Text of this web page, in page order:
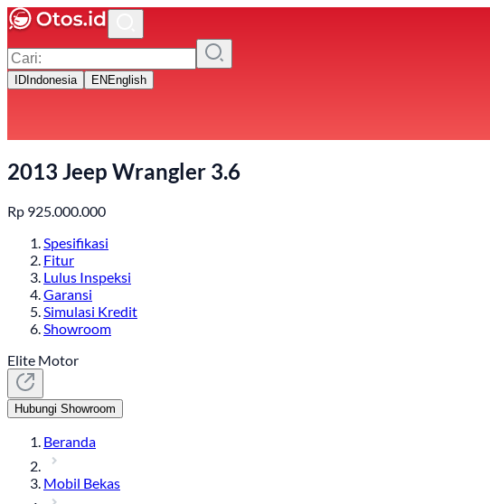
ID Indonesia EN English
2013 Jeep Wrangler 3.6
Rp 925.000.000
Spesifikasi
Fitur
Lulus Inspeksi
Garansi
Simulasi Kredit
Showroom
Elite Motor
Hubungi Showroom
Beranda
Mobil Bekas